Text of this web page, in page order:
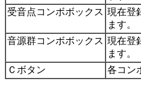
受音点コンボボックス 現在登
ます。
音源群コンボボックス 現在登
ます。
Ｃボタン
各コン